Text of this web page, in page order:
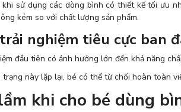
khi sử dụng các dòng bình có thiết kế tối ưu
kém so với chất lượng sản phẩm.
nghiệm tiêu cực ban
đầu tiên có ảnh hưởng lớn đến khả năng
trạng này lặp lại, bé có thể từ chối hoàn toàn
khi cho bé dùng